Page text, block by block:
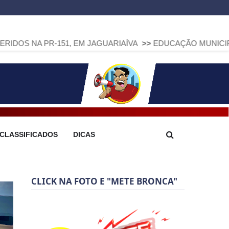
151, EM JAGUARIAÍVA >> EDUCAÇÃO MUNICIPAL DE
CLASSIFICADOS DICAS
CLICK NA FOTO E "METE BRONCA"